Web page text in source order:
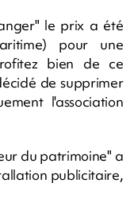
le prix a été
pour une
bien de ce
de supprimer
l'association
du patrimoine" a
publicitaire,